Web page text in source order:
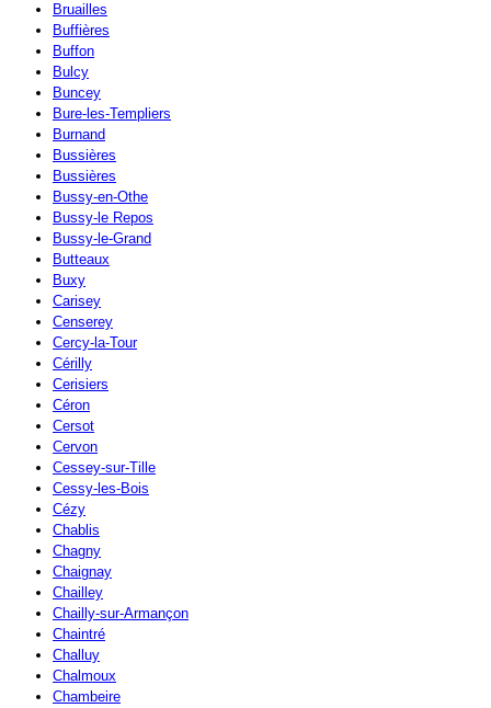
Bruailles
Buffières
Buffon
Bulcy
Buncey
Bure-les-Templiers
Burnand
Bussières
Bussières
Bussy-en-Othe
Bussy-le Repos
Bussy-le-Grand
Butteaux
Buxy
Carisey
Censerey
Cercy-la-Tour
Cérilly
Cerisiers
Céron
Cersot
Cervon
Cessey-sur-Tille
Cessy-les-Bois
Cézy
Chablis
Chagny
Chaignay
Chailley
Chailly-sur-Armançon
Chaintré
Challuy
Chalmoux
Chambeire